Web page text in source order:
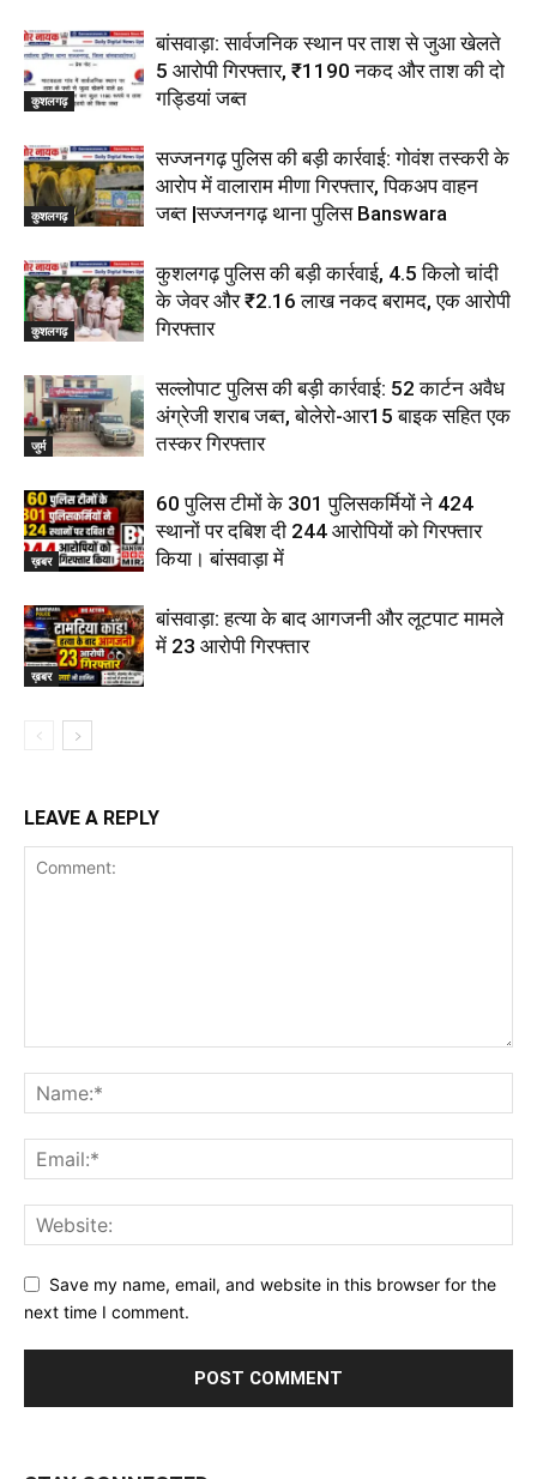
कुशलगढ़
बांसवाड़ा: सार्वजनिक स्थान पर ताश से जुआ खेलते
5 आरोपी गिरफ्तार, ₹1190 नकद और ताश की दो
गड्डियां जब्त
कुशलगढ़
सज्जनगढ़ पुलिस की बड़ी कार्रवाई: गोवंश तस्करी के
आरोप में वालाराम मीणा गिरफ्तार, पिकअप वाहन
जब्त |सज्जनगढ़ थाना पुलिस Banswara
कुशलगढ़
कुशलगढ़ पुलिस की बड़ी कार्रवाई, 4.5 किलो चांदी
के जेवर और ₹2.16 लाख नकद बरामद, एक आरोपी
गिरफ्तार
जुर्म
सल्लोपाट पुलिस की बड़ी कार्रवाई: 52 कार्टन अवैध
अंग्रेजी शराब जब्त, बोलेरो-आर15 बाइक सहित एक
तस्कर गिरफ्तार
ख़बर
60 पुलिस टीमों के 301 पुलिसकर्मियों ने 424
स्थानों पर दबिश दी 244 आरोपियों को गिरफ्तार
किया। बांसवाड़ा में
ख़बर
बांसवाड़ा: हत्या के बाद आगजनी और लूटपाट मामले
में 23 आरोपी गिरफ्तार
LEAVE A REPLY
Save my name, email, and website in this browser for the
next time I comment.